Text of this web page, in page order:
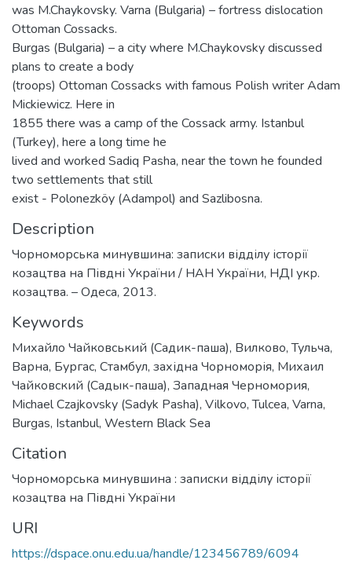
was M.Chaykovsky. Varna (Bulgaria) – fortress dislocation
Ottoman Cossacks.
Burgas (Bulgaria) – a city where M.Chaykovsky discussed
plans to create a body
(troops) Ottoman Cossacks with famous Polish writer Adam
Mickiewicz. Here in
1855 there was a camp of the Cossack army. Istanbul
(Turkey), here a long time he
lived and worked Sadiq Pasha, near the town he founded
two settlements that still
exist - Polonezköy (Adampol) and Sazlibosna.
Description
Чорноморська минувшина: записки відділу історії
козацтва на Півдні України / НАН України, НДІ укр.
козацтва. – Одеса, 2013.
Keywords
Михайло Чайковський (Садик-паша), Вилково,Тульча,
Варна, Бургас, Стамбул, західна Чорноморія, Михаил
Чайковский (Садык-паша), Западная Черномория,
Michael Czajkovsky (Sadyk Pasha), Vіlkovo,Tulcea, Varna,
Burgas, Istanbul, Western Black Sea
Citation
Чорноморська минувшина : записки відділу історії
козацтва на Півдні України
URI
https://dspace.onu.edu.ua/handle/123456789/6094